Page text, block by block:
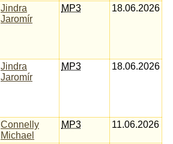
Jindra
Jaromír
MP3 18.06.2026
Jindra
Jaromír
MP3 18.06.2026
Connelly
Michael
MP3 11.06.2026